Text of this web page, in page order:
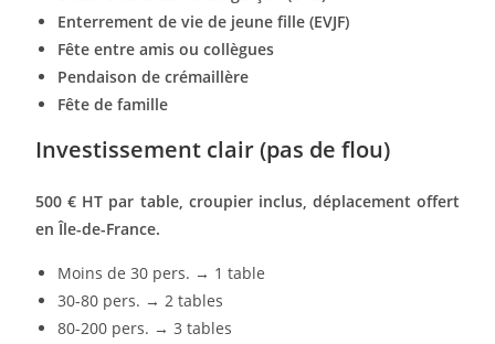
Enterrement de vie de jeune fille (EVJF)
Fête entre amis ou collègues
Pendaison de crémaillère
Fête de famille
Investissement clair (pas de flou)
500 € HT par table, croupier inclus, déplacement offert
en Île-de-France.
Moins de 30 pers. → 1 table
30-80 pers. → 2 tables
80-200 pers. → 3 tables